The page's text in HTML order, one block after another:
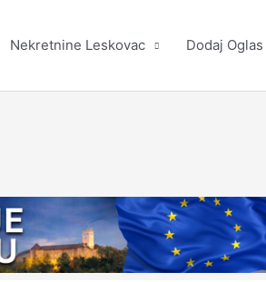
Nekretnine Leskovac Dodaj Oglas